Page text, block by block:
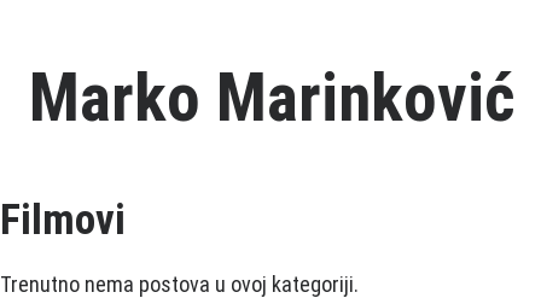
Marko Marinković
Filmovi
Trenutno nema postova u ovoj kategoriji.